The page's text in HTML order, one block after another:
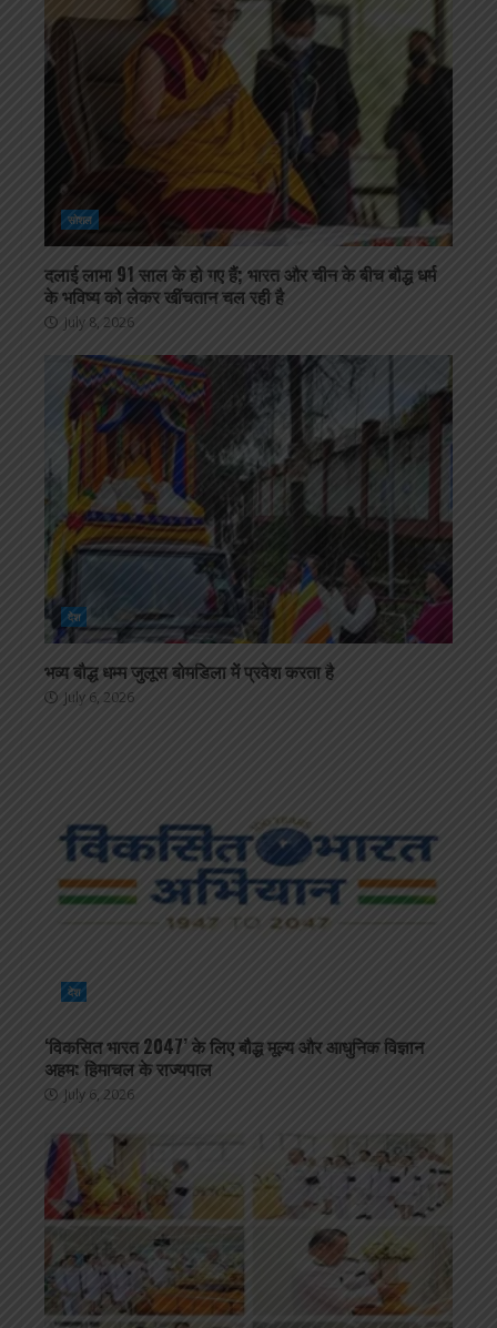
सोशल
दलाई लामा 91 साल के हो गए हैं; भारत और चीन के बीच बौद्ध धर्म
के भविष्य को लेकर खींचतान चल रही है
July 8, 2026
देश
भव्य बौद्ध धम्म जुलूस बोमडिला में प्रवेश करता है
July 6, 2026
देश
‘विकसित भारत 2047’ के लिए बौद्ध मूल्य और आधुनिक विज्ञान
अहम: हिमाचल के राज्यपाल
July 6, 2026